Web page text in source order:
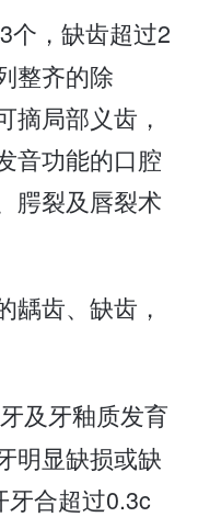
个，缺齿超过2
整齐的除
摘局部义齿，
音功能的口腔
腭裂及唇裂术
龋齿、缺齿，
及牙釉质发育
明显缺损或缺
牙合超过0.3c